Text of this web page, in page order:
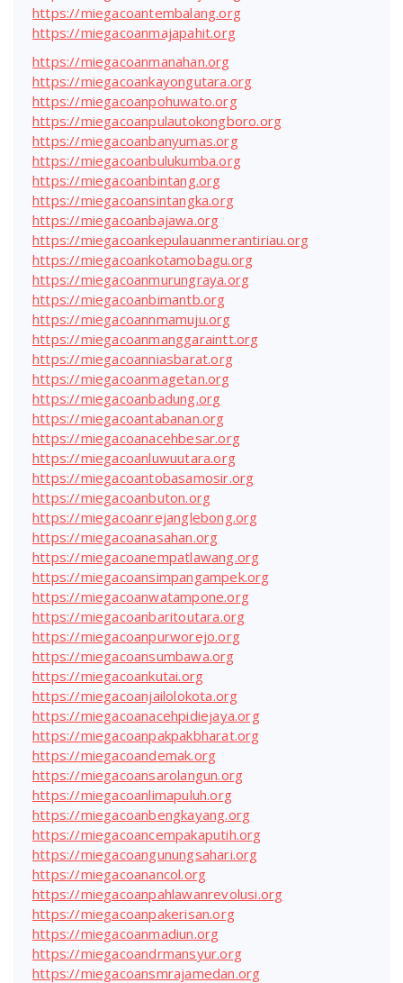
https://miegacoantembalang.org
https://miegacoanmajapahit.org
https://miegacoanmanahan.org
https://miegacoankayongutara.org
https://miegacoanpohuwato.org
https://miegacoanpulautokongboro.org
https://miegacoanbanyumas.org
https://miegacoanbulukumba.org
https://miegacoanbintang.org
https://miegacoansintangka.org
https://miegacoanbajawa.org
https://miegacoankepulauanmerantiriau.org
https://miegacoankotamobagu.org
https://miegacoanmurungraya.org
https://miegacoanbimantb.org
https://miegacoannmamuju.org
https://miegacoanmanggaraintt.org
https://miegacoanniasbarat.org
https://miegacoanmagetan.org
https://miegacoanbadung.org
https://miegacoantabanan.org
https://miegacoanacehbesar.org
https://miegacoanluwuutara.org
https://miegacoantobasamosir.org
https://miegacoanbuton.org
https://miegacoanrejanglebong.org
https://miegacoanasahan.org
https://miegacoanempatlawang.org
https://miegacoansimpangampek.org
https://miegacoanwatampone.org
https://miegacoanbaritoutara.org
https://miegacoanpurworejo.org
https://miegacoansumbawa.org
https://miegacoankutai.org
https://miegacoanjailolokota.org
https://miegacoanacehpidiejaya.org
https://miegacoanpakpakbharat.org
https://miegacoandemak.org
https://miegacoansarolangun.org
https://miegacoanlimapuluh.org
https://miegacoanbengkayang.org
https://miegacoancempakaputih.org
https://miegacoangunungsahari.org
https://miegacoanancol.org
https://miegacoanpahlawanrevolusi.org
https://miegacoanpakerisan.org
https://miegacoanmadiun.org
https://miegacoandrmansyur.org
https://miegacoansmrajamedan.org